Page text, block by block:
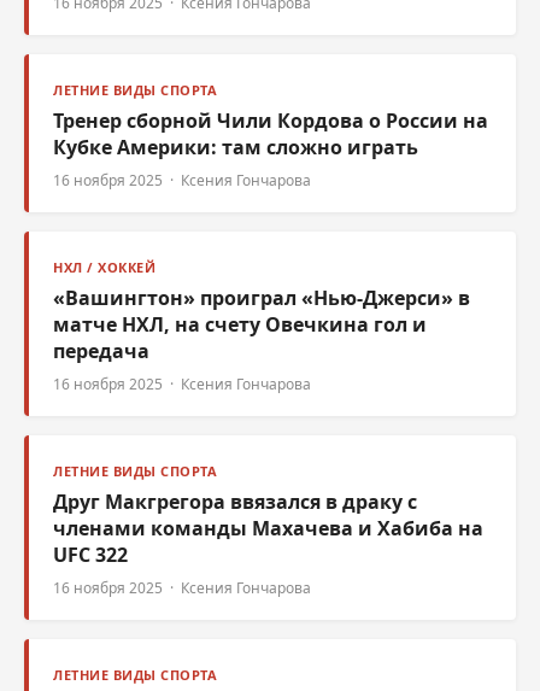
ЛЕТНИЕ ВИДЫ СПОРТА
Тренер сборной Чили Кордова о России на
Кубке Америки: там сложно играть
16 ноября 2025 · Ксения Гончарова
НХЛ / ХОККЕЙ
«Вашингтон» проиграл «Нью-Джерси» в
матче НХЛ, на счету Овечкина гол и
передача
16 ноября 2025 · Ксения Гончарова
ЛЕТНИЕ ВИДЫ СПОРТА
Друг Макгрегора ввязался в драку с
членами команды Махачева и Хабиба на
UFC 322
16 ноября 2025 · Ксения Гончарова
ЛЕТНИЕ ВИДЫ СПОРТА